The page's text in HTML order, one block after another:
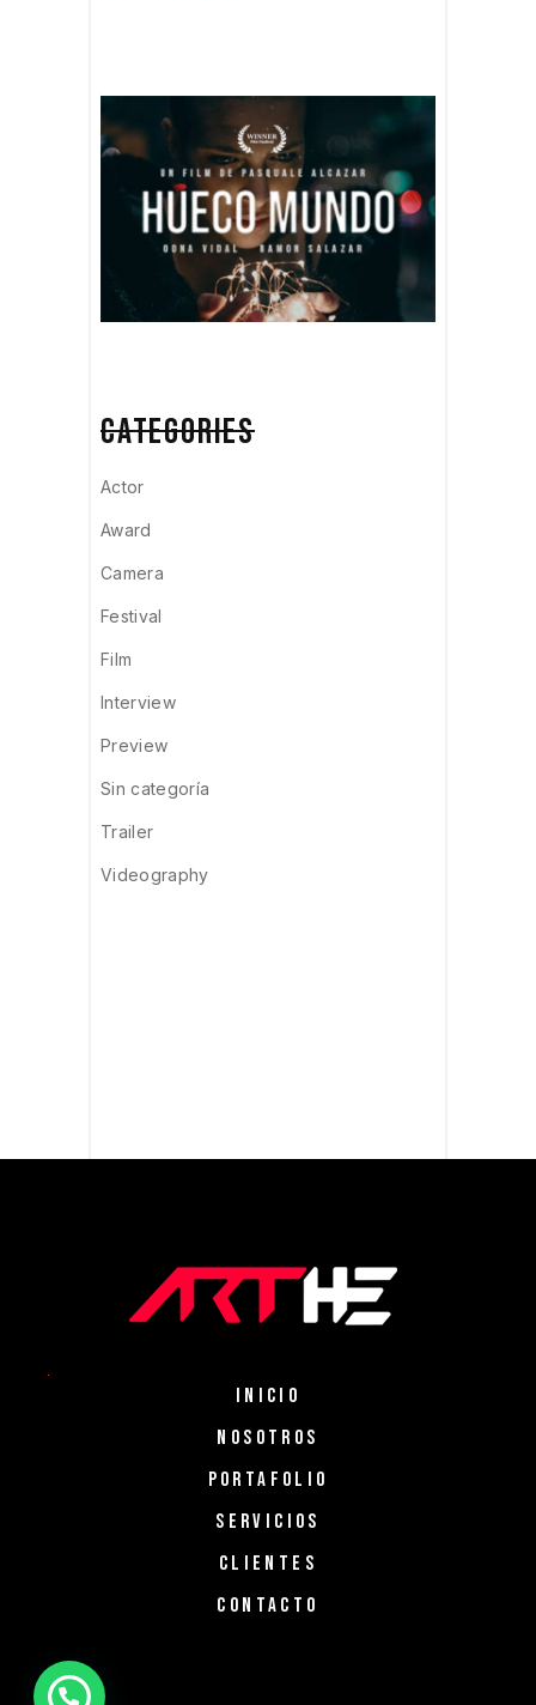
CATEGORIES
Actor
Award
Camera
Festival
Film
Interview
Preview
Sin categoría
Trailer
Videography
INICIO
NOSOTROS
PORTAFOLIO
SERVICIOS
CLIENTES
CONTACTO